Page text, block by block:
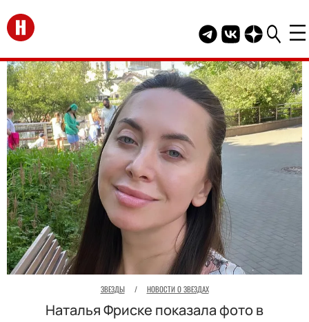
Перейти на главную
Telegram канал
Группа HELLO
Канал
ЗВЕЗДЫ / НОВОСТИ О ЗВЕЗДАХ
Наталья Фриске показала фото в